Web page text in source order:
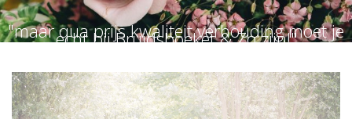
"maar qua prijs kwaliteit verhouding moet je
echt bij Bruidsboeket & Zo zijn!"